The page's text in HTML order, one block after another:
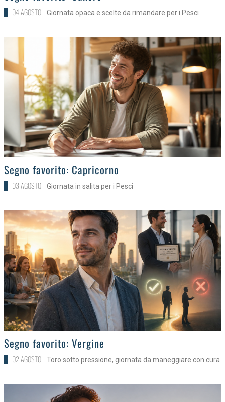
04 AGOSTO Giornata opaca e scelte da rimandare per i Pesci
>
Segno favorito: Capricorno
03 AGOSTO Giornata in salita per i Pesci
>
Segno favorito: Vergine
02 AGOSTO Toro sotto pressione, giornata da maneggiare con cura